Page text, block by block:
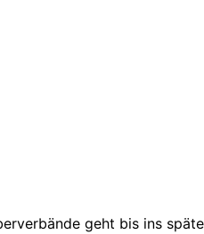
geht bis ins